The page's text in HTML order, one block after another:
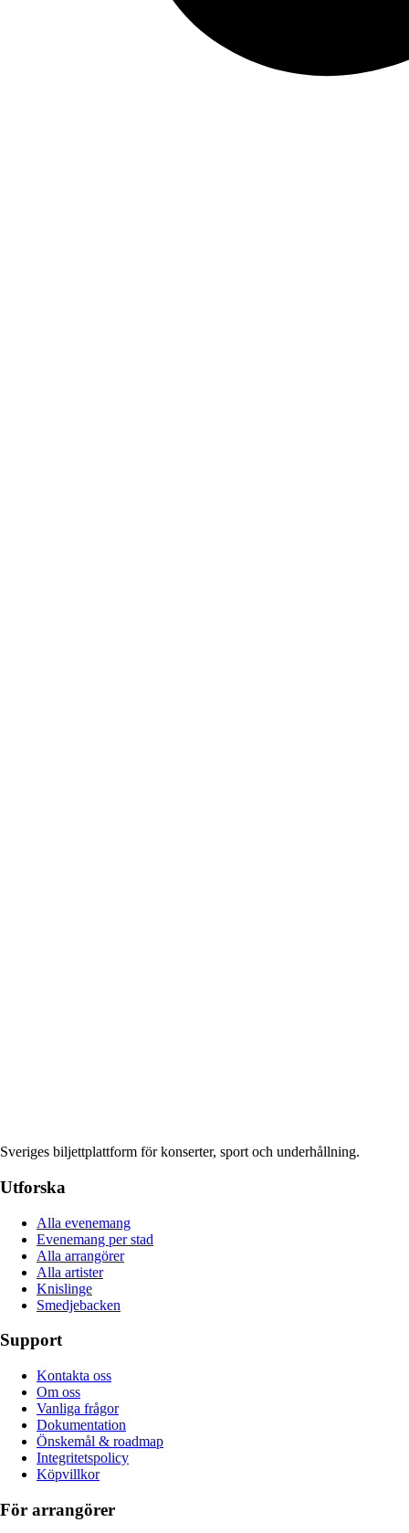
Sveriges biljettplattform för konserter, sport och underhållning.
Utforska
Alla evenemang
Evenemang per stad
Alla arrangörer
Alla artister
Knislinge
Smedjebacken
Support
Kontakta oss
Om oss
Vanliga frågor
Dokumentation
Önskemål & roadmap
Integritetspolicy
Köpvillkor
För arrangörer